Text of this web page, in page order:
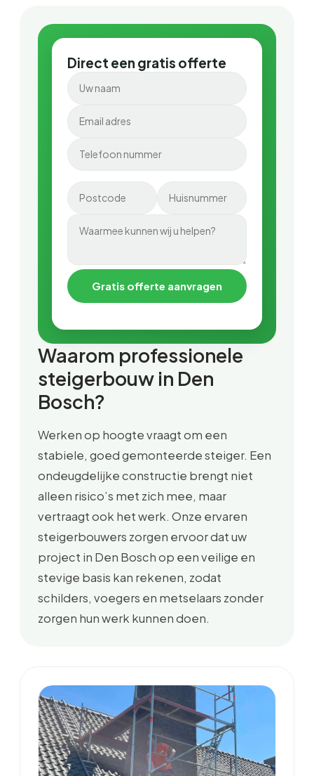
Direct een gratis offerte
Gratis offerte aanvragen
Waarom professionele
steigerbouw in Den
Bosch?
Werken op hoogte vraagt om een
stabiele, goed gemonteerde steiger. Een
ondeugdelijke constructie brengt niet
alleen risico’s met zich mee, maar
vertraagt ook het werk. Onze ervaren
steigerbouwers zorgen ervoor dat uw
project in Den Bosch op een veilige en
stevige basis kan rekenen, zodat
schilders, voegers en metselaars zonder
zorgen hun werk kunnen doen.